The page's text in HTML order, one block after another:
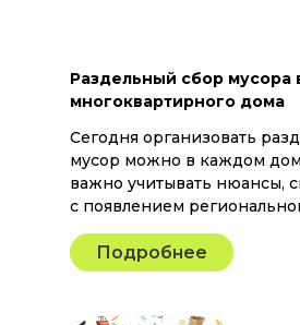
Сегодня организовать
мусор можно в каждом
важно учитывать нюансы,
с появлением
Раздельный сбор мусора
многоквартирного дома
Подробнее